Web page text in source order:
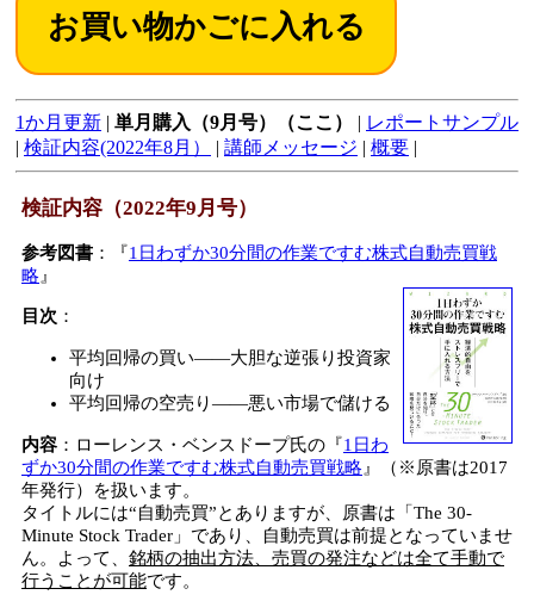
1か月更新 | 単月購入（9月号）（ここ） | レポートサンプル
| 検証内容(2022年8月） | 講師メッセージ | 概要 |
検証内容（2022年9月号）
参考図書 ：『1日わずか30分間の作業ですむ株式自動売買戦
略』
目次 ：
平均回帰の買い――大胆な逆張り投資家
向け
平均回帰の空売り――悪い市場で儲ける
内容 ：ローレンス・ベンスドープ氏の『1日わ
ずか30分間の作業ですむ株式自動売買戦略 』（※原書は2017
年発行）を扱います。
タイトルには“自動売買”とありますが、原書は「The 30-
Minute Stock Trader」であり、自動売買は前提となっていませ
ん。よって、 銘柄の抽出方法、売買の発注などは全て手動で
行うことが可能です。